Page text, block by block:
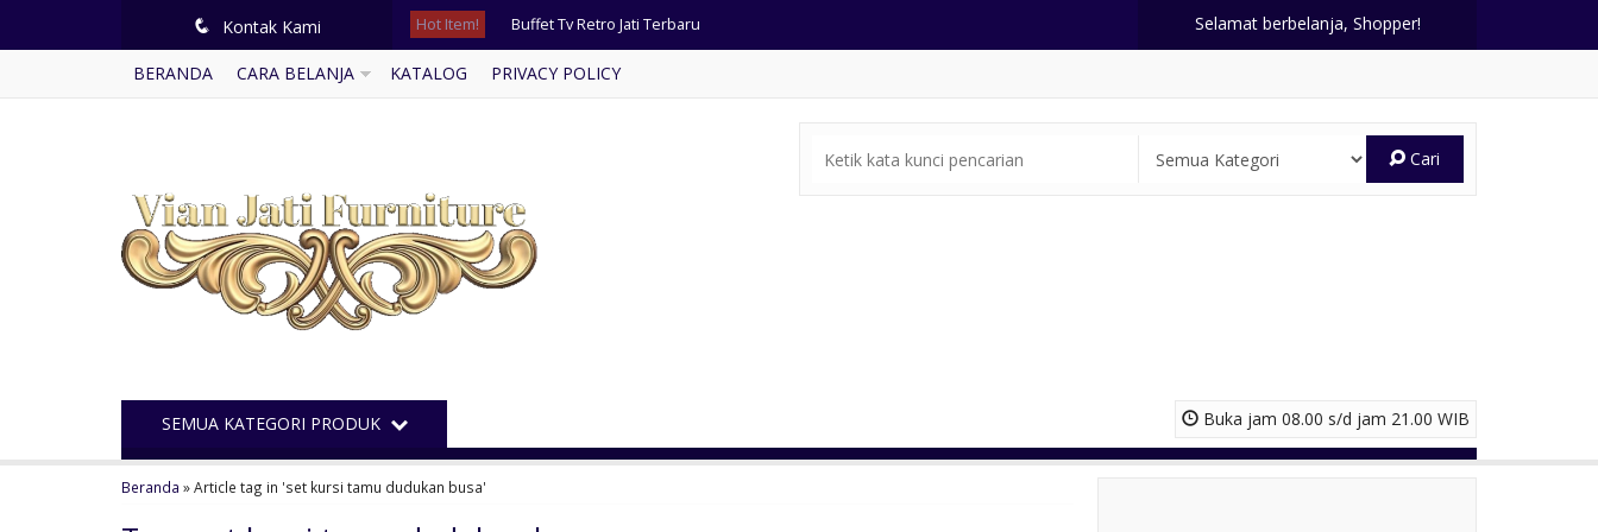
q Kontak Kami Hot Item! Buffet Tv Retro Jati Terbaru
Set Meja Makan Bundar Terbaru
Kursi Tamu Mewah Warna Natural
Buffet TV Kayu Jati Retro
Selamat berbelanja, Shopper!
BERANDA CARA BELANJA KATALOG PRIVACY POLICY
Cari
Buka jam 08.00 s/d jam 21.00 WIB
SEMUA KATEGORI PRODUK
Beranda »Article tag in 'set kursi tamu dudukan busa'